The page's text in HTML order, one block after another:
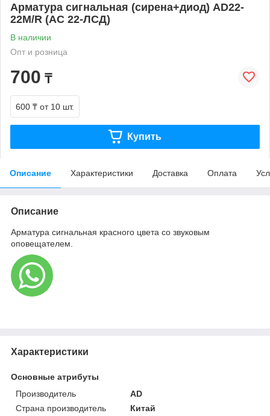
Арматура сигнальная (сирена+диод) AD22-
22M/R (АС 22-ЛСД)
В наличии
Опт и розница
700 ₸
600 ₸ от 10 шт.
Купить
Описание Характеристики Доставка Оплата
Описание
Арматура сигнальная красного цвета со звуковым
оповещателем.
Характеристики
Основные атрибуты
Производитель
AD
Страна производитель
Китай